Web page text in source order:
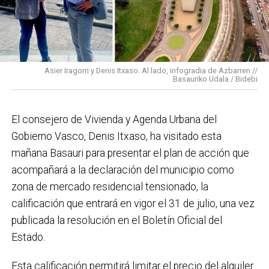
En cuanto a nuestras áreas, estos tres años han dado
para mucho. En Medio Ambiente destacaría el
impulso para la creación de huertos urbanos,la
elaboración del Plan General de Actuación Energética,
el Plan de Acción contra el Ruido y la instalación de
régimen de autoconsumo, que hacen de Basauri un
municipio más sostenible y preparado para el futuro.
En ese sentido, estamos trabajando en acciones de
clima y energía, entre las que destacan el diseño de
una red de refugios climáticos, junto con un Plan de
Actuación ante Episodios de Altas Temperaturas,
como las que recientemente hemos sufrido.
Asier Iragorri y Denis Itxaso. Al lado, infogradia de Azbarren //
Basauriko Udala / Bidebi
El consejero de Vivienda y Agenda Urbana del
Gobierno Vasco, Denis Itxaso, ha visitado esta
mañana Basauri para presentar el plan de acción que
acompañará a la declaración del municipio como
zona de mercado residencial tensionado, la
calificación que entrará en vigor el 31 de julio, una vez
publicada la resolución en el Boletín Oficial del
Estado.
Esta calificación permitirá limitar el precio del alquiler